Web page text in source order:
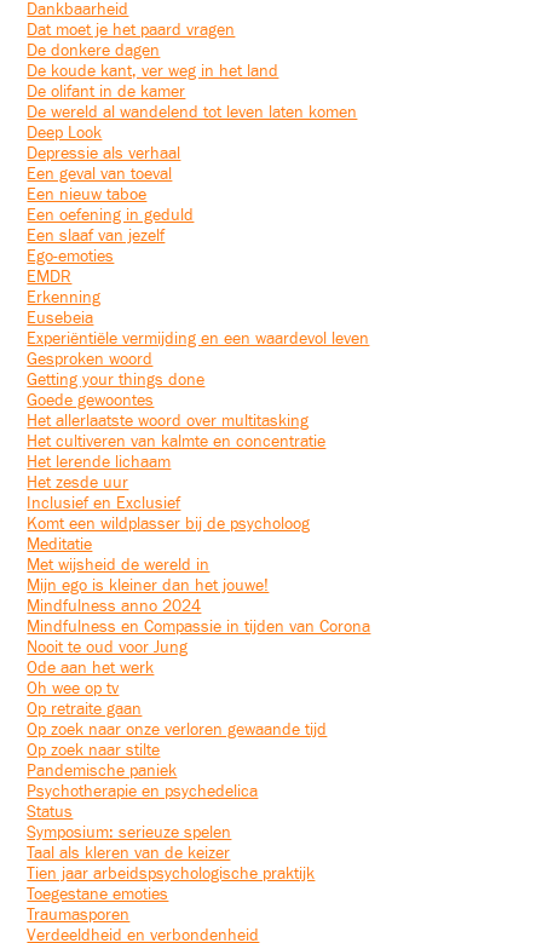
Dankbaarheid
Dat moet je het paard vragen
De donkere dagen
De koude kant, ver weg in het land
De olifant in de kamer
De wereld al wandelend tot leven laten komen
Deep Look
Depressie als verhaal
Een geval van toeval
Een nieuw taboe
Een oefening in geduld
Een slaaf van jezelf
Ego-emoties
EMDR
Erkenning
Eusebeia
Experiëntiële vermijding en een waardevol leven
Gesproken woord
Getting your things done
Goede gewoontes
Het allerlaatste woord over multitasking
Het cultiveren van kalmte en concentratie
Het lerende lichaam
Het zesde uur
Inclusief en Exclusief
Komt een wildplasser bij de psycholoog
Meditatie
Met wijsheid de wereld in
Mijn ego is kleiner dan het jouwe!
Mindfulness anno 2024
Mindfulness en Compassie in tijden van Corona
Nooit te oud voor Jung
Ode aan het werk
Oh wee op tv
Op retraite gaan
Op zoek naar onze verloren gewaande tijd
Op zoek naar stilte
Pandemische paniek
Psychotherapie en psychedelica
Status
Symposium: serieuze spelen
Taal als kleren van de keizer
Tien jaar arbeidspsychologische praktijk
Toegestane emoties
Traumasporen
Verdeeldheid en verbondenheid